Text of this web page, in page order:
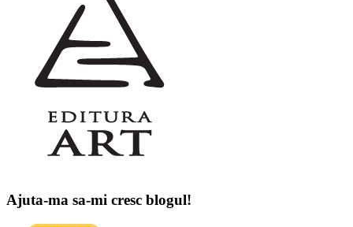
Ajuta-ma sa-mi cresc blogul!